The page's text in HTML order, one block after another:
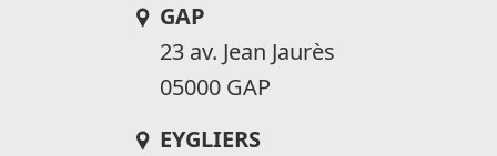
GAP
23 av. Jean Jaurès
05000 GAP
EYGLIERS